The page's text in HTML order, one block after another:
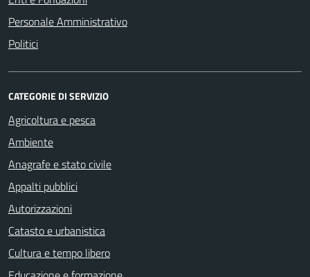
Personale Amministrativo
Politici
CATEGORIE DI SERVIZIO
Agricoltura e pesca
Ambiente
Anagrafe e stato civile
Appalti pubblici
Autorizzazioni
Catasto e urbanistica
Cultura e tempo libero